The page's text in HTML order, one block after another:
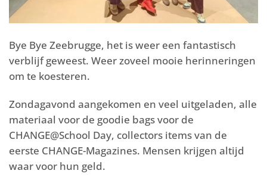
Bye Bye Zeebrugge, het is weer een fantastisch
verblijf geweest. Weer zoveel mooie herinneringen
om te koesteren.
Zondagavond aangekomen en veel uitgeladen, alle
materiaal voor de goodie bags voor de
CHANGE@School Day, collectors items van de
eerste CHANGE-Magazines. Mensen krijgen altijd
waar voor hun geld.